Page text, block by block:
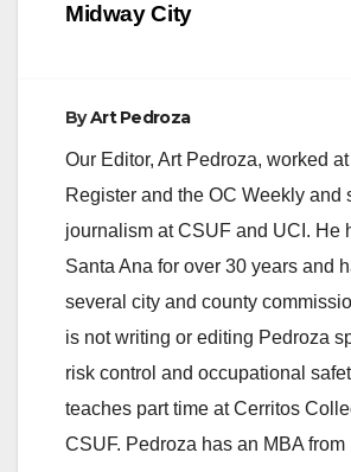
Midway City
ByArt Pedroza
Our Editor, Art Pedroza, worked
Register and the OC Weekly and
journalism at CSUF and UCI. He
Santa Ana for over 30 years and
several city and county
is not writing or editing Pedroza
risk control and occupational
teaches part time at Cerritos
CSUF. Pedroza has an MBA from